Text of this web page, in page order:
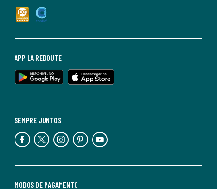
MODOS DE PAGAMENTO
SEMPRE JUNTOS
APP LA REDOUTE